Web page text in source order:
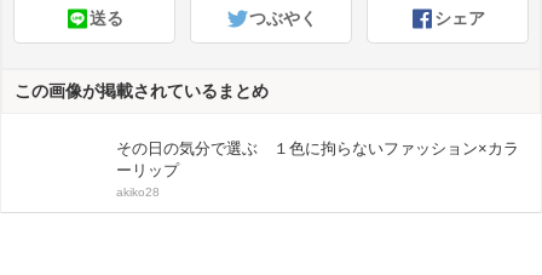
送る つぶやく シェア
この画像が掲載されているまとめ
その日の気分で選ぶ １色に拘らないファッション×カラ
ーリップ
akiko28